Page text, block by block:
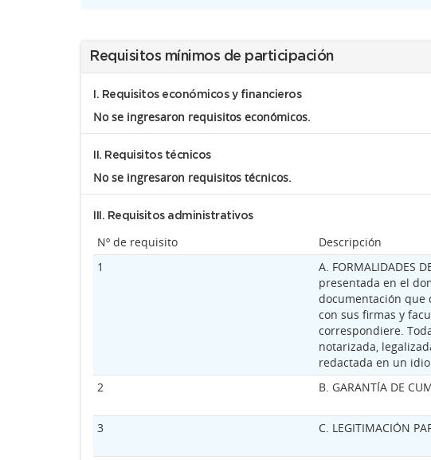
Requisitos mínimos de participación
I. Requisitos económicos y financieros
No se ingresaron requisitos económicos.
II. Requisitos técnicos
No se ingresaron requisitos técnicos.
III. Requisitos administrativos
Nº de requisito Descripción
1
A. FORMALIDADES
presentada en el
documentación que
con sus firmas y
correspondiere.
notarizada,
redactada en un
2 B. GARANTÍA DE
3
C. LEGITIMACIÓN